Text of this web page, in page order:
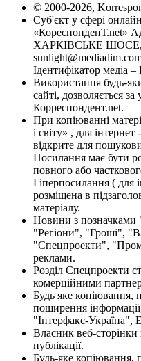
© 2000-2026,
Суб'єкт у сфері
«КореспонденТ.net»
ХАРКІВСЬКЕ ШОСЕ,
Ідентифікатор медіа
Використання будь-
сайті, дозволяється
Корреспондент.net.
При копіюванні
і світу» , для
відкрите для
Посилання має бути
повного або
Гіперпосилання ( для
розміщена в
матеріалу.
Новини з позначками
"Регіони", "Гроші",
"Спецпроекти",
реклами.
Розділ Спецпроекти
комерційними
Будь яке копіювання,
поширення
"Інтерфакс-Україна",
Власник веб-сторінки
публікації.
Будь-яке копіювання,